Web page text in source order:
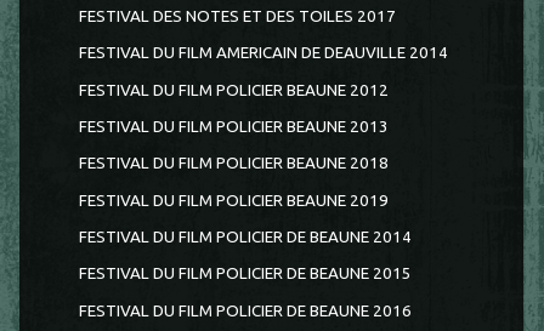
FESTIVAL DES NOTES ET DES TOILES 2017
FESTIVAL DU FILM AMERICAIN DE DEAUVILLE 2014
FESTIVAL DU FILM POLICIER BEAUNE 2012
FESTIVAL DU FILM POLICIER BEAUNE 2013
FESTIVAL DU FILM POLICIER BEAUNE 2018
FESTIVAL DU FILM POLICIER BEAUNE 2019
FESTIVAL DU FILM POLICIER DE BEAUNE 2014
FESTIVAL DU FILM POLICIER DE BEAUNE 2015
FESTIVAL DU FILM POLICIER DE BEAUNE 2016